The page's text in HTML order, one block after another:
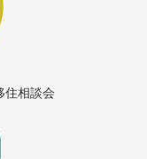
住相談会